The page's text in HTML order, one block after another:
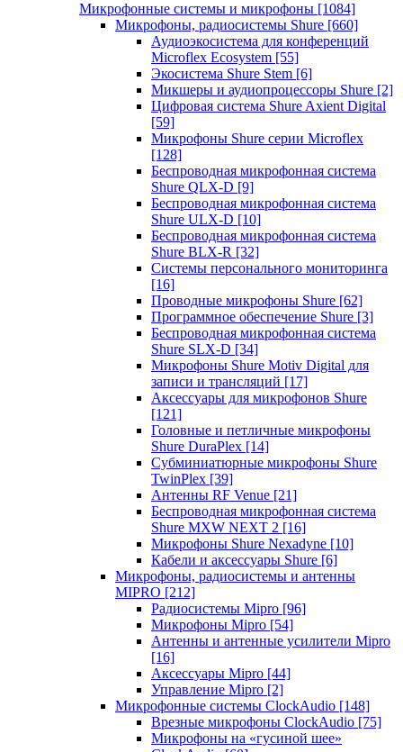
Микрофонные системы и микрофоны [1084]
Микрофоны, радиосистемы Shure [660]
Аудиоэкосистема для конференций
Microflex Ecosystem [55]
Экосистема Shure Stem [6]
Микшеры и аудиопроцессоры Shure [2]
Цифровая система Shure Axient Digital
[59]
Микрофоны Shure серии Microflex
[128]
Беспроводная микрофонная система
Shure QLX-D [9]
Беспроводная микрофонная система
Shure ULX-D [10]
Беспроводная микрофонная система
Shure BLX-R [32]
Системы персонального мониторинга
[16]
Проводные микрофоны Shure [62]
Программное обеспечение Shure [3]
Беспроводная микрофонная система
Shure SLX-D [34]
Микрофоны Shure Motiv Digital для
записи и трансляций [17]
Аксессуары для микрофонов Shure
[121]
Головные и петличные микрофоны
Shure DuraPlex [14]
Субминиатюрные микрофоны Shure
TwinPlex [39]
Антенны RF Venue [21]
Беспроводная микрофонная система
Shure MXW NEXT 2 [16]
Микрофоны Shure Nexadyne [10]
Кабели и аксессуары Shure [6]
Микрофоны, радиосистемы и антенны
MIPRO [212]
Радиосистемы Mipro [96]
Микрофоны Mipro [54]
Антенны и антенные усилители Mipro
[16]
Аксессуары Mipro [44]
Управление Mipro [2]
Микрофонные системы ClockAudio [148]
Врезные микрофоны ClockAudio [75]
Микрофоны на «гусиной шее»